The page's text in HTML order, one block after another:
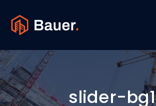
slider-bg1